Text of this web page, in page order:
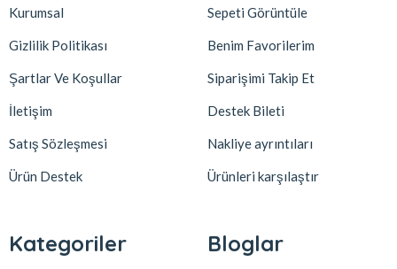
Kurumsal
Gizlilik Politikası
Şartlar Ve Koşullar
İletişim
Satış Sözleşmesi
Ürün Destek
Sepeti Görüntüle
Benim Favorilerim
Siparişimi Takip Et
Destek Bileti
Nakliye ayrıntıları
Ürünleri karşılaştır
Kategoriler Bloglar